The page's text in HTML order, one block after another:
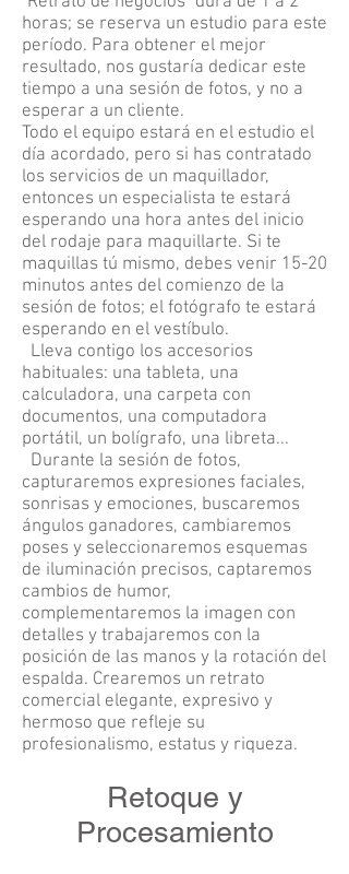
horas; se reserva un estudio para este
período. Para obtener el mejor
resultado, nos gustaría dedicar este
tiempo a una sesión de fotos, y no a
esperar a un cliente.
Todo el equipo estará en el estudio el
día acordado, pero si has contratado
los servicios de un maquillador,
entonces un especialista te estará
esperando una hora antes del inicio
del rodaje para maquillarte. Si te
maquillas tú mismo, debes venir 15-20
minutos antes del comienzo de la
sesión de fotos; el fotógrafo te estará
esperando en el vestíbulo.
Lleva contigo los accesorios
habituales: una tableta, una
calculadora, una carpeta con
documentos, una computadora
portátil, un bolígrafo, una libreta...
Durante la sesión de fotos,
capturaremos expresiones faciales,
sonrisas y emociones, buscaremos
ángulos ganadores, cambiaremos
poses y seleccionaremos esquemas
de iluminación precisos, captaremos
cambios de humor,
complementaremos la imagen con
detalles y trabajaremos con la
posición de las manos y la rotación del
espalda. Crearemos un retrato
comercial elegante, expresivo y
hermoso que refleje su
profesionalismo, estatus y riqueza.
Retoque y
Procesamiento